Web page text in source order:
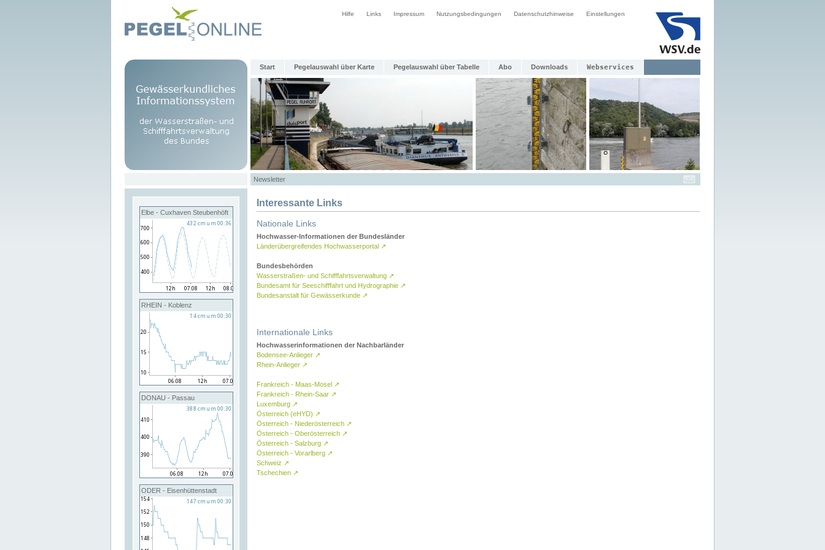
Hilfe Links Impressum Nutzungsbedingungen Datenschutzhinweise Einstellungen
Start Pegelauswahl über Karte Pegelauswahl über Tabelle Abo Downloads Webservices
Newsletter
Elbe - Cuxhaven Steubenhöft
RHEIN - Koblenz
DONAU - Passau
ODER - Eisenhüttenstadt
Interessante Links
Nationale Links
Hochwasser-Informationen der Bundesländer
Länderübergreifendes Hochwasserportal ↗
Bundesbehörden
Wasserstraßen- und Schifffahrtsverwaltung ↗
Bundesamt für Seeschifffahrt und Hydrographie ↗
Bundesanstalt für Gewässerkunde ↗
Internationale Links
Hochwasserinformationen der Nachbarländer
Bodensee-Anlieger ↗
Rhein-Anlieger ↗
Frankreich - Maas-Mosel ↗
Frankreich - Rhein-Saar ↗
Luxemburg ↗
Österreich (eHYD) ↗
Österreich - Niederösterreich ↗
Österreich - Oberösterreich ↗
Österreich - Salzburg ↗
Österreich - Vorarlberg ↗
Schweiz ↗
Tschechien ↗